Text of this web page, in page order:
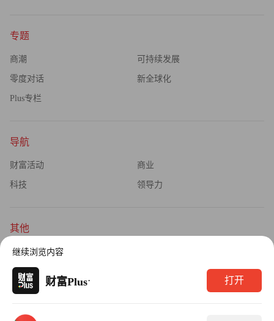
专题
商潮 可持续发展
零度对话 新全球化
Plus专栏
导航
财富活动 商业
科技 领导力
其他
杂志订阅
隐私政策
Copyright © 2026财富媒体知识产权有限公司
继续浏览内容
财富Plus· 打开